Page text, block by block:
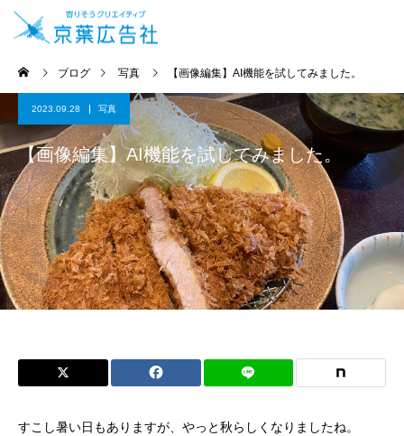
ブログ 写真 【画像編集】AI機能を試してみました。
2023.09.28 写真
【画像編集】AI機能を試してみました。
すこし暑い日もありますが、やっと秋らしくなりましたね。